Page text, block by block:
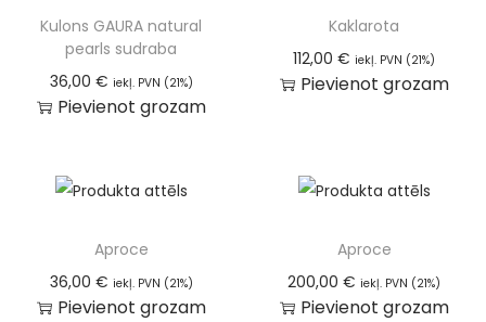
Kulons GAURA natural
pearls sudraba
36,00 € iekļ. PVN (21%)
Pievienot grozam
Kaklarota
112,00€ iekļ. PVN (21%)
Pievienot grozam
Aproce
36,00 € iekļ. PVN (21%)
Pievienot grozam
Aproce
200,00€ iekļ. PVN (21%)
Pievienot grozam